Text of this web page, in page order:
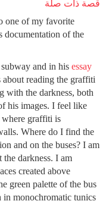
قصة ذات صلة
one of my favorite
documentation of the
and in his essay
reading the graffiti
with the darkness, both
his images. I feel like
graffiti is
Where do I find the
and on the buses? I am
darkness. I am
created above
green palette of the bus
in monochromatic tunics